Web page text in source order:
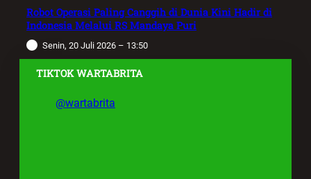
Robot Operasi Paling Canggih di Dunia Kini Hadir di
Indonesia Melalui RS Mandaya Puri
Senin, 20 Juli 2026 – 13:50
TIKTOK WARTABRITA
@wartabrita